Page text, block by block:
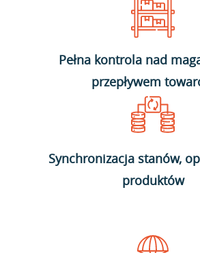
Pełna kontrola nad
przepływem
Synchronizacja stanów,
produktów